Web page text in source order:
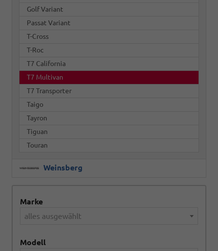
Golf Variant
Passat Variant
T-Cross
T-Roc
T7 California
T7 Multivan
T7 Transporter
Taigo
Tayron
Tiguan
Touran
Weinsberg
Marke
alles ausgewählt
Modell